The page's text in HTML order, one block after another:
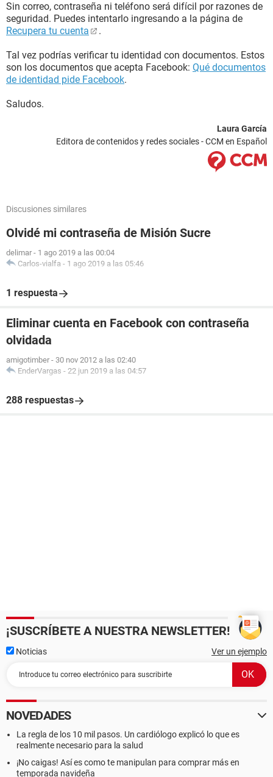
Sin correo, contraseña ni teléfono será difícil por razones de
seguridad. Puedes intentarlo ingresando a la página de
Recupera tu cuenta
.
Tal vez podrías verificar tu identidad con documentos. Estos
son los documentos que acepta Facebook: Qué documentos
de identidad pide Facebook.
Saludos.
Laura García
Editora de contenidos y redes sociales - CCM en Español
Discusiones similares
Olvidé mi contraseña de Misión Sucre
delimar - 1 ago 2019 a las 00:04
Carlos-vialfa - 1 ago 2019 a las 05:46
1 respuesta
Eliminar cuenta en Facebook con contraseña
olvidada
amigotimber - 30 nov 2012 a las 02:40
EnderVargas - 22 jun 2019 a las 04:57
288 respuestas
¡SUSCRÍBETE A NUESTRA NEWSLETTER!
Noticias Ver un ejemplo
NOVEDADES
La regla de los 10 mil pasos. Un cardiólogo explicó lo que es
realmente necesario para la salud
¡No caigas! Así es como te manipulan para comprar más en
temporada navideña